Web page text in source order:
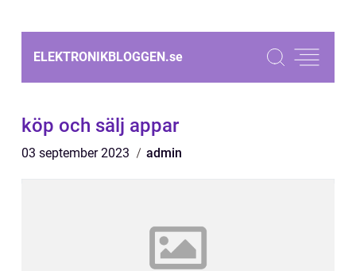
ELEKTRONIKBLOGGEN.se
köp och sälj appar
03 september 2023 admin